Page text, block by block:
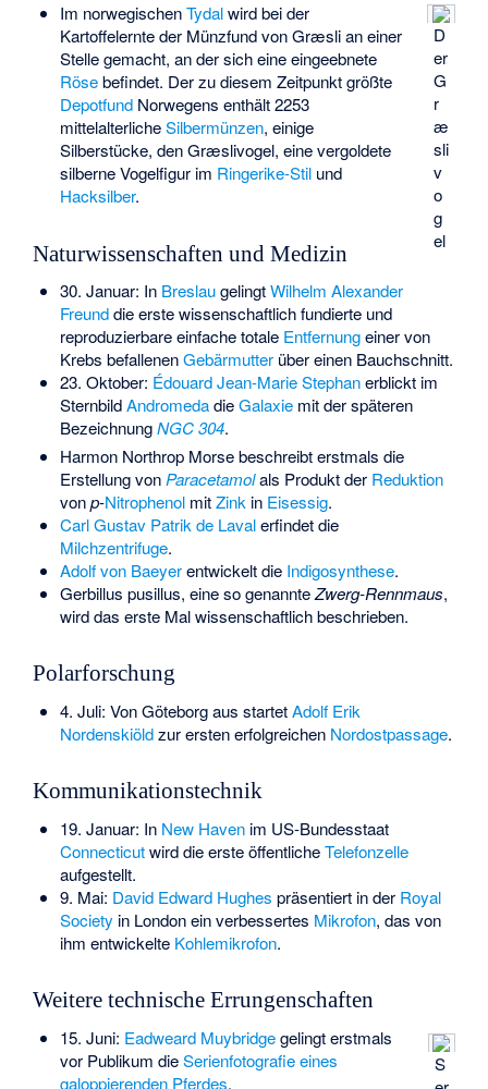
D
er
G
r
æ
sli
v
o
g
el
Im norwegischenTydalwird bei der
Kartoffelernte der Münzfund von Græslian einer
Stelle gemacht, an der sich eine eingeebnete
Rösebefindet. Der zu diesem Zeitpunkt größte
DepotfundNorwegens enthält 2253
mittelalterlicheSilbermünzen, einige
Silberstücke, den Græslivogel, eine vergoldete
silberne Vogelfigur im Ringerike-Stilund
Hacksilber.
Naturwissenschaften und Medizin
30. Januar: In BreslaugelingtWilhelm Alexander
Freunddie erste wissenschaftlich fundierte und
reproduzierbare einfache totale Entfernungeiner von
Krebs befallenenGebärmutterüber einen Bauchschnitt.
23. Oktober: Édouard Jean-Marie Stephanerblickt im
SternbildAndromedadieGalaxiemit der späteren
BezeichnungNGC 304.
Harmon Northrop Morsebeschreibt erstmals die
Erstellung von Paracetamolals Produkt der Reduktion
vonp-NitrophenolmitZink in Eisessig.
Carl Gustav Patrik de Lavalerfindet die
Milchzentrifuge.
Adolf von Baeyerentwickelt die Indigosynthese.
Gerbillus pusillus, eine so genannteZwerg-Rennmaus,
wird das erste Mal wissenschaftlich beschrieben.
Polarforschung
4. Juli: Von Göteborg aus startetAdolf Erik
Nordenskiöldzur ersten erfolgreichen Nordostpassage.
Kommunikationstechnik
19. Januar: In New Havenim US-Bundesstaat
Connecticutwird die erste öffentlicheTelefonzelle
aufgestellt.
9. Mai: David Edward Hughes präsentiert in der Royal
Society in London ein verbessertes Mikrofon, das von
ihm entwickelte Kohlemikrofon.
Weitere technische Errungenschaften
S
15. Juni: Eadweard Muybridgegelingt erstmals
vor Publikum dieSerienfotografie eines
galoppierenden Pferdes.